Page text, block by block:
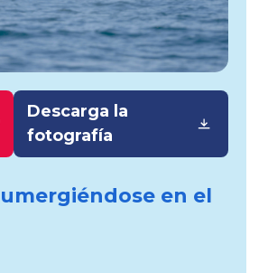
Descarga la
fotografía
en el